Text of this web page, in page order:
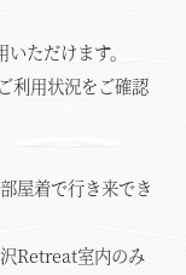
ただけます。
利用状況をご確認
屋着で行き来でき
Retreat室内のみ